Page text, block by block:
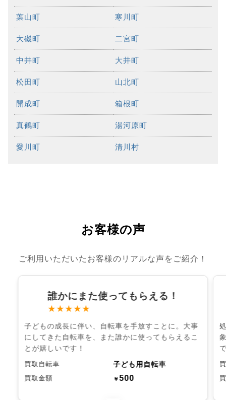
葉山町 寒川町
大磯町 二宮町
中井町 大井町
松田町 山北町
開成町 箱根町
真鶴町 湯河原町
愛川町 清川村
お客様の声
ご利用いただいたお客様のリアルな声をご紹介！
誰かにまた使ってもらえる！
★★★★★
子どもの成長に伴い、自転車を手放すことに。大事
にしてきた自転車を、また誰かに使ってもらえるこ
とが嬉しいです！
買取自転車 子ども用自転車
買取金額 ￥500